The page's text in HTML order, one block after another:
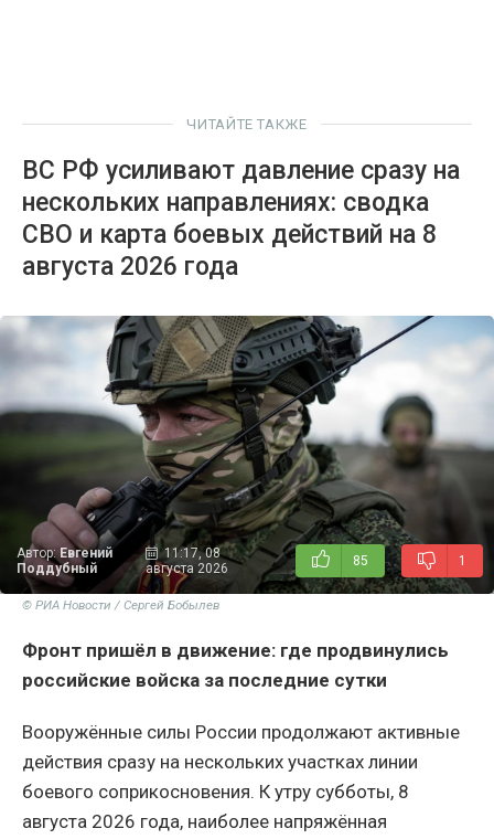
ЧИТАЙТЕ ТАКЖЕ
ВС РФ усиливают давление сразу на
нескольких направлениях: сводка
СВО и карта боевых действий на 8
августа 2026 года
Автор: Евгений
Поддубный
11:17, 08
августа 2026
85 1
© РИА Новости / Сергей Бобылев
Фронт пришёл в движение: где продвинулись
российские войска за последние сутки
Вооружённые силы России продолжают активные
действия сразу на нескольких участках линии
боевого соприкосновения. К утру субботы, 8
августа 2026 года, наиболее напряжённая